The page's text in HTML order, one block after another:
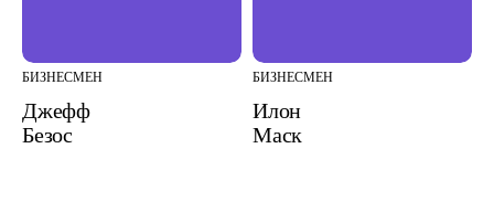
БИЗНЕСМЕН
Джефф
Безос
БИЗНЕСМЕН
Илон
Маск